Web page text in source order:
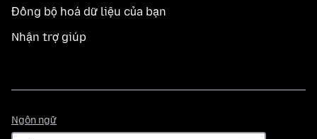
Đồng bộ hoá dữ liệu của bạn
Nhận trợ giúp
Ngôn ngữ
ngữ